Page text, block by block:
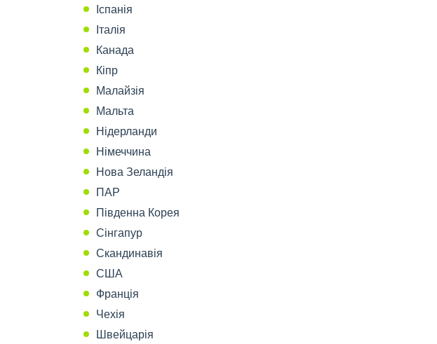
Іспанія
Італія
Канада
Кіпр
Малайзія
Мальта
Нідерланди
Німеччина
Нова Зеландія
ПАР
Південна Корея
Сінгапур
Скандинавія
США
Франція
Чехія
Швейцарія